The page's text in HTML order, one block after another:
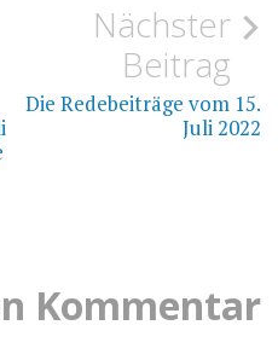
Nächster
Beitrag
Die Redebeiträge vom 15.
Juli 2022
Kommentar